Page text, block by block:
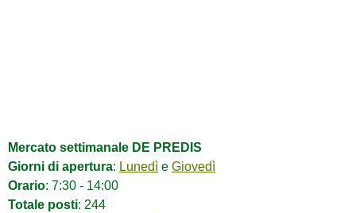
Mercato settimanale DE PREDIS
Giorni di apertura: Lunedì e Giovedì
Orario: 7:30 - 14:00
Totale posti: 244